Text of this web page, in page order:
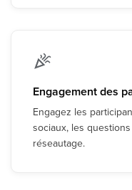
Engagement des
Engagez les
sociaux, les
réseautage.